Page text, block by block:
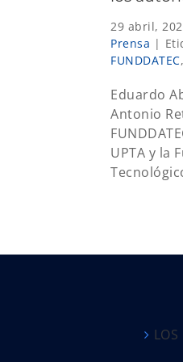
29 abril,
Prensa |
FUNDDATEC,
Eduardo
Antonio
UPTA y la